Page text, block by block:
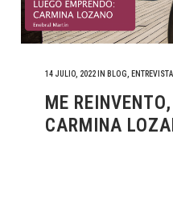
14 JULIO, 2022 IN BLOG ENTREVISTA
ME
CARMINA